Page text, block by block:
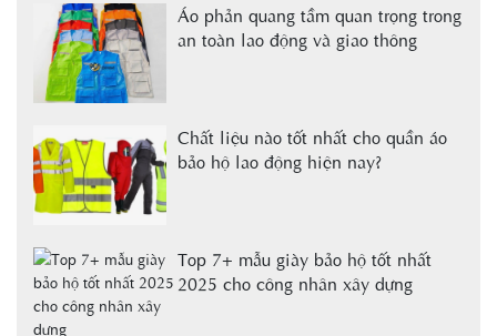
Áo phản quang tầm quan trọng trong
an toàn lao động và giao thông
Chất liệu nào tốt nhất cho quần áo
bảo hộ lao động hiện nay?
Top 7+ mẫu giày bảo hộ tốt nhất
2025 cho công nhân xây dựng